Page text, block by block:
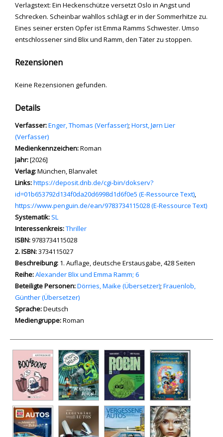
Verlagstext: Ein Heckenschütze versetzt Oslo in Angst und
Schrecken. Scheinbar wahllos schlägt er in der Sommerhitze zu.
Eines seiner ersten Opfer ist Emma Ramms Schwester. Umso
entschlossener sind Blix und Ramm, den Täter zu stoppen.
Rezensionen
Keine Rezensionen gefunden.
Details
Verfasser:Suche nach diesem Verfasser
Enger, Thomas (Verfasser); Horst, Jørn Lier
(Verfasser)
Medienkennzeichen:Roman
Jahr:[2026]
Verlag:München, Blanvalet
opens in new tab
Links:Diesen Link in neuem Tab öffnen
https://deposit.dnb.de/cgi-bin/dokserv?
id=01b653792d134f0da20d6998d1d6f0e5 (E-Ressource Text),
https://www.penguin.de/ean/9783734115028 (E-Ressource Text)
Systematik: Suche nach dieser Systematik
SL
Interessenkreis:Suche nach diesem Interessenskreis
Thriller
ISBN:9783734115028
2. ISBN:3734115027
Beschreibung: 1. Auflage, deutsche Erstausgabe, 428 Seiten
Reihe:Alexander Blix und Emma Ramm; 6
Beteiligte Personen:Suche nach dieser Beteiligten Person
Dörries, Maike (Übersetzer); Frauenlob,
Günther (Übersetzer)
Sprache:Deutsch
Mediengruppe:Roman